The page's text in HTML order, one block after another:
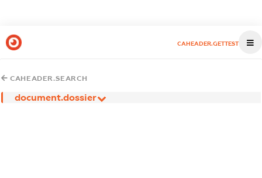
CAHEADER.GETTEST
CAHEADER.SEARCH
document.dossier